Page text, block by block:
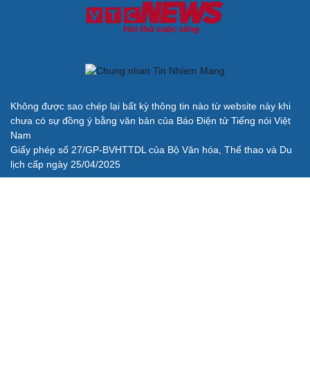
Không được sao chép lại bất kỳ thông tin nào từ website này khi
chưa có sự đồng ý bằng văn bản của Báo Điện tử Tiếng nói Việt
Nam
Giấy phép số 27/GP-BVHTTDL của Bộ Văn hóa, Thể thao và Du
lịch cấp ngày 25/04/2025